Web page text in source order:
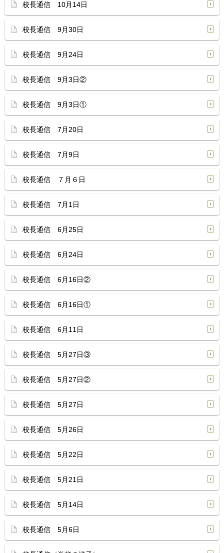
校長通信 10月14日
校長通信 9月30日
校長通信 9月24日
校長通信 9月3日②
校長通信 9月3日①
校長通信 7月20日
校長通信 7月9日
校長通信 ７月６日
校長通信 7月1日
校長通信 6月25日
校長通信 6月24日
校長通信 6月16日②
校長通信 6月16日①
校長通信 6月11日
校長通信 5月27日③
校長通信 5月27日②
校長通信 5月27日
校長通信 5月26日
校長通信 5月22日
校長通信 5月21日
校長通信 5月14日
校長通信 5月6日